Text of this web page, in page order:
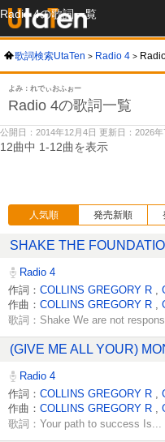
Radio 4の歌詞一覧
歌詞検索UtaTen Radio 4
よみ：れでぃおふぉー
Radio 4の歌詞一覧
公開日：2014年12月4日 更新日：2026年
12曲中 1-12曲を表示
人気順 発売新順
SHAKE THE
Radio 4
作詞： COLLINS GREGORY R
作曲： COLLINS GREGORY R
歌詞：Shake We are not
(GIVE ME ALL YOUR)
Radio 4
作詞： COLLINS GREGORY R
作曲： COLLINS GREGORY R
歌詞：Your path to success Is...